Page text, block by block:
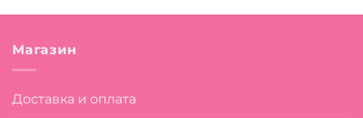
Магазин
Доставка и оплата